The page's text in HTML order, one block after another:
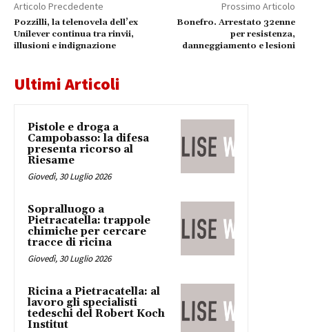
Articolo Precdedente
Pozzilli, la telenovela dell’ex
Unilever continua tra rinvii,
illusioni e indignazione
Prossimo Articolo
Bonefro. Arrestato 32enne
per resistenza,
danneggiamento e lesioni
Ultimi Articoli
Pistole e droga a
Campobasso: la difesa
presenta ricorso al
Riesame
Giovedì, 30 Luglio 2026
Sopralluogo a
Pietracatella: trappole
chimiche per cercare
tracce di ricina
Giovedì, 30 Luglio 2026
Ricina a Pietracatella: al
lavoro gli specialisti
tedeschi del Robert Koch
Institut